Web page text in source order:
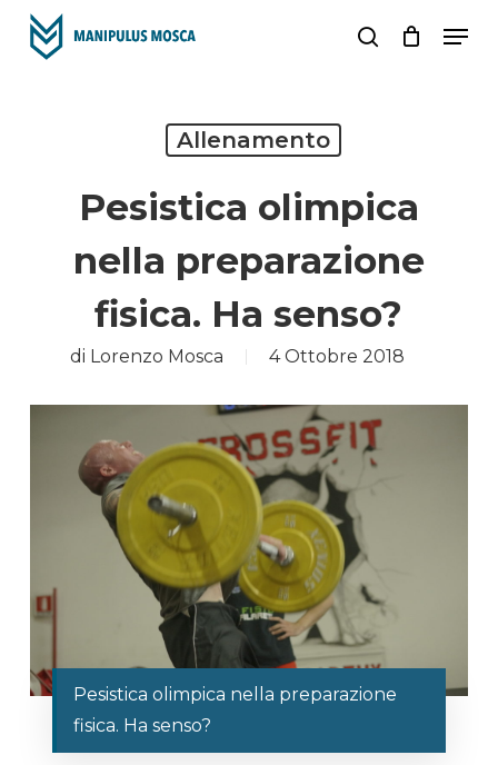
Skip
search
Allenamento
Pesistica olimpica
nella preparazione
fisica. Ha senso?
di Lorenzo Mosca 4 Ottobre 2018
Pesistica olimpica nella preparazione
fisica. Ha senso?